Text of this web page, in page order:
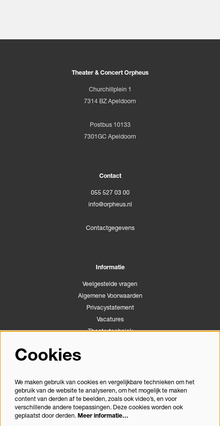
Theater & Concert Orpheus
Churchillplein 1
7314 BZ Apeldoorn
Postbus 10133
7301GC Apeldoorn
Contact
055 527 03 00
info@orpheus.nl
Contactgegevens
Informatie
Veelgestelde vragen
Algemene Voorwaarden
Privacystatement
Vacatures
Theatertechniek
Congrescentrum Orpheus
Volg ons
Cookies
We maken gebruik van cookies en vergelijkbare technieken om het
gebruik van de website te analyseren, om het mogelijk te maken
content van derden af te beelden, zoals ook video’s, en voor
verschillende andere toepassingen. Deze cookies worden ook
geplaatst door derden. Meer informatie…